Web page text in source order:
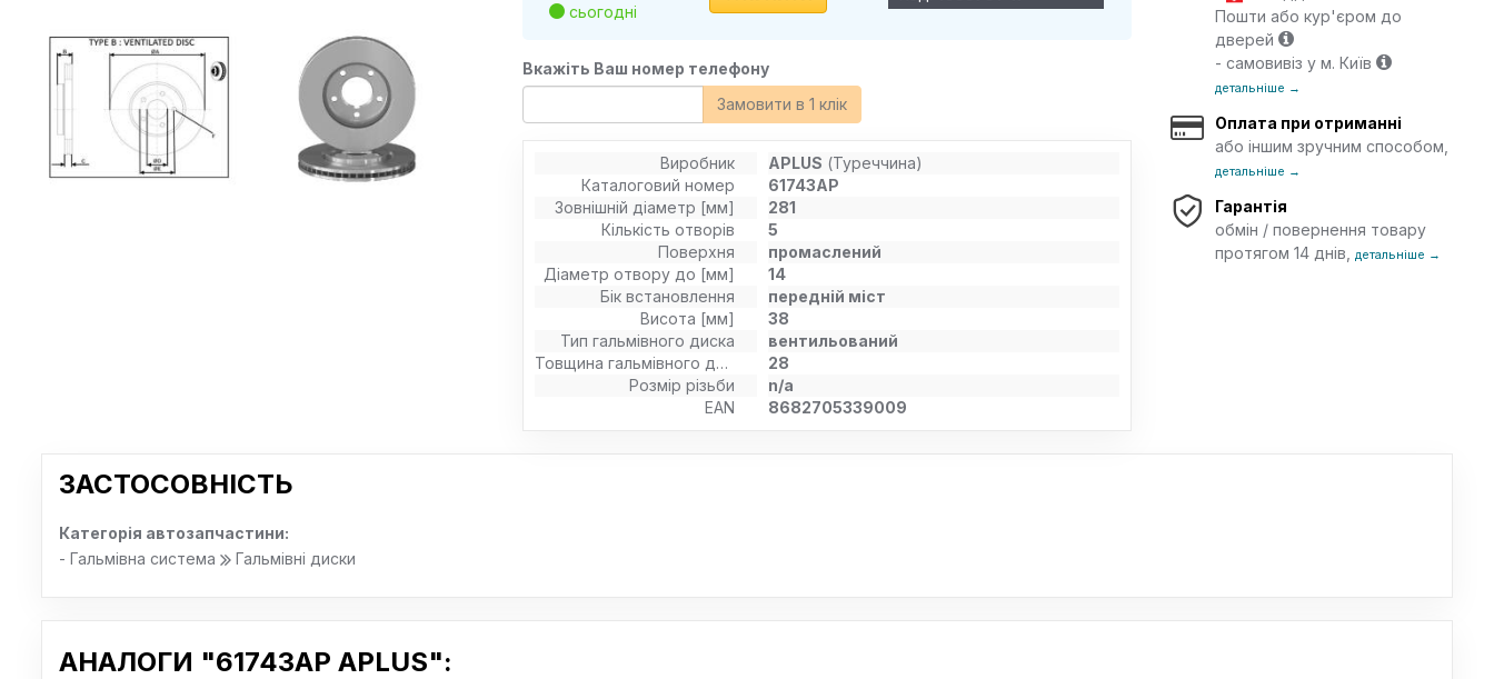
сьогодні
Вкажіть Ваш номер телефону
Замовити в 1 клік
Виробник APLUS (Туреччина)
Каталоговий номер
61743AP
Зовнішній діаметр [мм]
281
Кількість отворів
5
Поверхня
промаслений
Діаметр отвору до [мм]
14
Бік встановлення
передній міст
Висота [мм]
38
Тип гальмівного диска
вентильований
Товщина гальмівного диску (мм)
28
Розмір різьби
n/a
EAN
8682705339009
Пошти або кур'єром до
дверей
- самовивіз у м. Київ
детальніше →
Оплата при отриманні
або іншим зручним способом,
детальніше →
Гарантія
обмін / повернення товару
протягом 14 днів,детальніше →
ЗАСТОСОВНІСТЬ
Категорія автозапчастини:
- Гальмівна система
Гальмівні диски
АНАЛОГИ "61743AP APLUS":